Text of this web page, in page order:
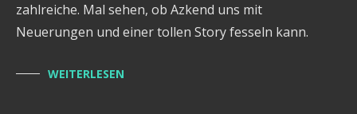
zahlreiche. Mal sehen, ob Azkend uns mit
Neuerungen und einer tollen Story fesseln kann.
WEITERLESEN